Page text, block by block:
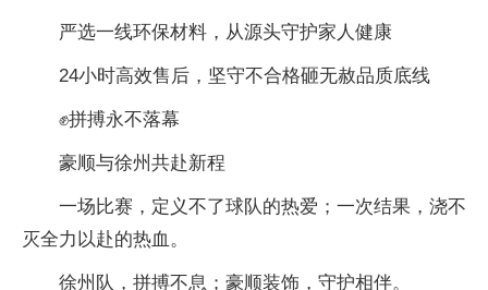
严选一线环保材料，从源头守护家人健康
24小时高效售后，坚守不合格砸无赦品质底线
✊拼搏永不落幕
豪顺与徐州共赴新程
一场比赛，定义不了球队的热爱；一次结果，浇不
灭全力以赴的热血。
徐州队，拼搏不息；豪顺装饰，守护相伴。